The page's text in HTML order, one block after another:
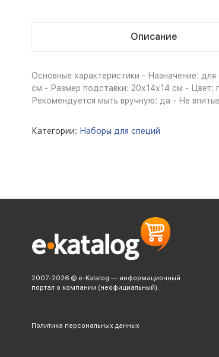
Описание
Основные характеристики - Назначение:
см - Размер подставки: 20х14х14 см -
Рекомендуется мыть вручную: да - Не
Категории: Наборы для специй
2007-2026 © e-Katalog — информационный
портал о компании (неофициальный).
Политика персональных данных